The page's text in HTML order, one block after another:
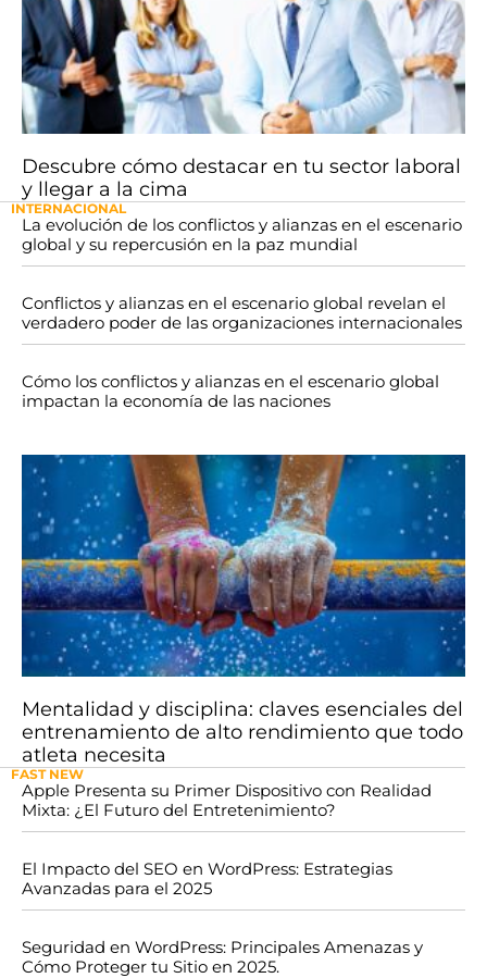
Descubre cómo destacar en tu sector laboral
y llegar a la cima
INTERNACIONAL
La evolución de los conflictos y alianzas en el escenario
global y su repercusión en la paz mundial
Conflictos y alianzas en el escenario global revelan el
verdadero poder de las organizaciones internacionales
Cómo los conflictos y alianzas en el escenario global
impactan la economía de las naciones
Mentalidad y disciplina: claves esenciales del
entrenamiento de alto rendimiento que todo
atleta necesita
FAST NEW
Apple Presenta su Primer Dispositivo con Realidad
Mixta: ¿El Futuro del Entretenimiento?
El Impacto del SEO en WordPress: Estrategias
Avanzadas para el 2025
Seguridad en WordPress: Principales Amenazas y
Cómo Proteger tu Sitio en 2025.